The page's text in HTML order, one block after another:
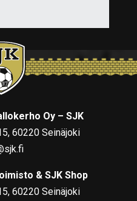
Oy – SJK
60220 Seinäjoki
& SJK Shop
60220 Seinäjoki